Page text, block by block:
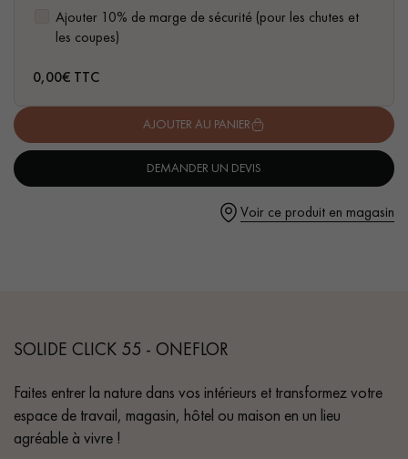
Un expert Décoplus Parquets vous appelle
Demandez un rendez-vous personnalisé
Ajouter 10% de marge de sécurité (pour les chutes et
les coupes)
0,00€ TTC
AJOUTER AU PANIER
DEMANDER UN DEVIS
Voir ce produit en magasin
SOLIDE CLICK 55 - ONEFLOR
Faites entrer la nature dans vos intérieurs et transformez votre
espace de travail, magasin, hôtel ou maison en un lieu
agréable à vivre !